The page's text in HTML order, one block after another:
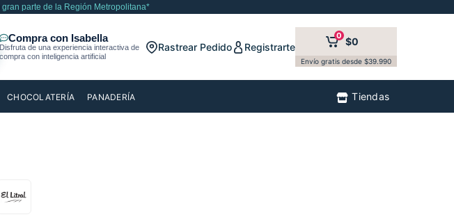
gran parte de la Región Metropolitana*
Rastrear Pedido Registrarte
0 $0
Envío gratis desde $39.990
CHOCOLATERÍA PANADERÍA Tiendas